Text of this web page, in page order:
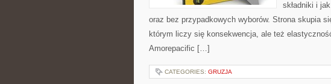
składniki i
oraz bez przypadkowych wyborów. Strona skupia
którym liczy się konsekwencja, ale też
Amorepacific […]
CATEGORIES: GRUZJA